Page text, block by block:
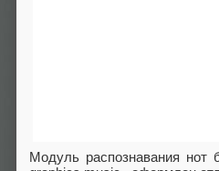
Модуль распознавания нот